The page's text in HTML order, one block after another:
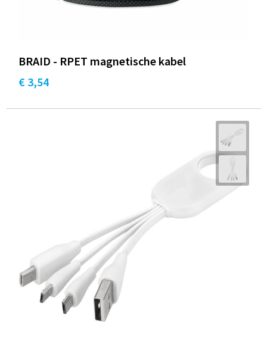
BRAID - RPET magnetische kabel
€ 3,54